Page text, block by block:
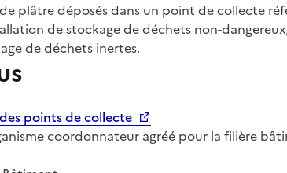
plâtre déposés dans un point de collecte
de stockage de déchets non-
de déchets inertes.
points de collecte
coordonnateur agréé pour la filière